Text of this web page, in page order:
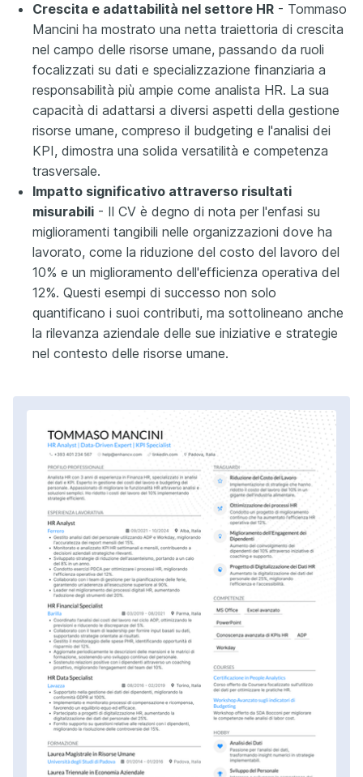
Crescita e adattabilità nel settore HR - Tommaso
Mancini ha mostrato una netta traiettoria di crescita
nel campo delle risorse umane, passando da ruoli
focalizzati su dati e specializzazione finanziaria a
responsabilità più ampie come analista HR. La sua
capacità di adattarsi a diversi aspetti della gestione
risorse umane, compreso il budgeting e l'analisi dei
KPI, dimostra una solida versatilità e competenza
trasversale.
Impatto significativo attraverso risultati
misurabili - Il CV è degno di nota per l'enfasi su
miglioramenti tangibili nelle organizzazioni dove ha
lavorato, come la riduzione del costo del lavoro del
10% e un miglioramento dell'efficienza operativa del
12%. Questi esempi di successo non solo
quantificano i suoi contributi, ma sottolineano anche
la rilevanza aziendale delle sue iniziative e strategie
nel contesto delle risorse umane.